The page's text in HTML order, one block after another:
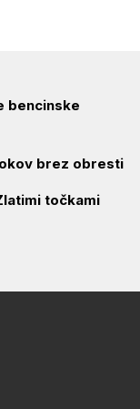
bencinske
brez obresti
točkami